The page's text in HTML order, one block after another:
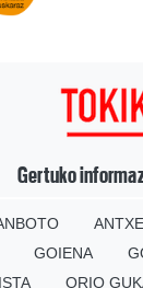
Gertuko
GOIENA
ORIO